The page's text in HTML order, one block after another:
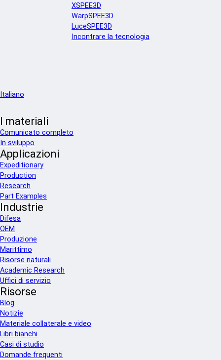
XSPEE3D
WarpSPEE3D
LuceSPEE3D
Incontrare la tecnologia
Italiano
I materiali
Comunicato completo
In sviluppo
Applicazioni
Expeditionary
Production
Research
Part Examples
Industrie
Difesa
OEM
Produzione
Marittimo
Risorse naturali
Academic Research
Uffici di servizio
Risorse
Blog
Notizie
Materiale collaterale e video
Libri bianchi
Casi di studio
Domande frequenti